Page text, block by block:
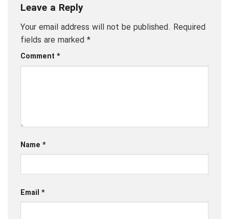
Leave a Reply
Your email address will not be published. Required
fields are marked *
Comment *
Name *
Email *